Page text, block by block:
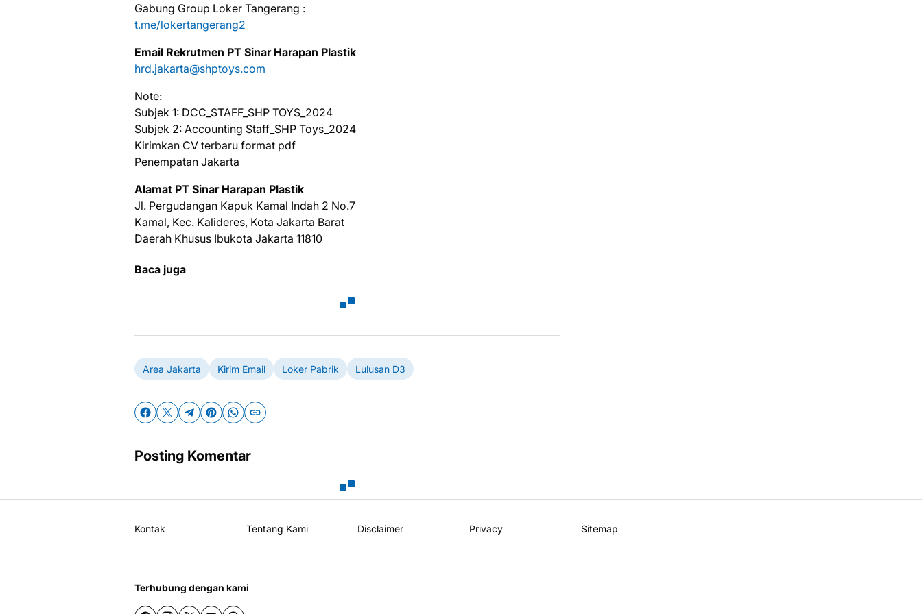
Gabung Group Loker Tangerang :
t.me/lokertangerang2
Email Rekrutmen PT Sinar Harapan Plastik
hrd.jakarta@shptoys.com
Note:
Subjek 1: DCC_STAFF_SHP TOYS_2024
Subjek 2: Accounting Staff_SHP Toys_2024
Kirimkan CV terbaru format pdf
Penempatan Jakarta
Alamat PT Sinar Harapan Plastik
Jl. Pergudangan Kapuk Kamal Indah 2 No.7
Kamal, Kec. Kalideres, Kota Jakarta Barat
Daerah Khusus Ibukota Jakarta 11810
Baca juga
Area Jakarta Kirim Email Loker Pabrik Lulusan D3
Posting Komentar
Kontak Tentang Kami Disclaimer Privacy Sitemap
Terhubung dengan kami